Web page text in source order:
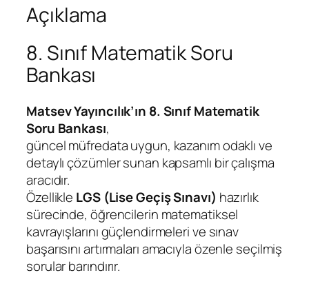
a
t
e
m
a
i
k
S
o
r
u
B
a
n
k
Açıklama
8. Sınıf Matematik Soru
Bankası
Matsev Yayıncılık’ın 8. Sınıf Matematik
Soru Bankası,
güncel müfredata uygun, kazanım odaklı ve
detaylı çözümler sunan kapsamlı bir çalışma
aracıdır.
Özellikle LGS (Lise Geçiş Sınavı) hazırlık
sürecinde, öğrencilerin matematiksel
kavrayışlarını güçlendirmeleri ve sınav
başarısını artırmaları amacıyla özenle seçilmiş
sorular barındırır.